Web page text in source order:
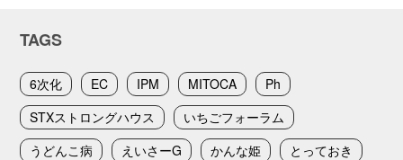
TAGS
6次化 EC IPM MITOCA
Ph
STXストロングハウス
いちごフォーラム
うどんこ病
えいさーG かんな姫
とっておき